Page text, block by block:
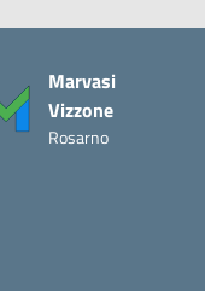
Marvasi
Vizzone
Rosarno